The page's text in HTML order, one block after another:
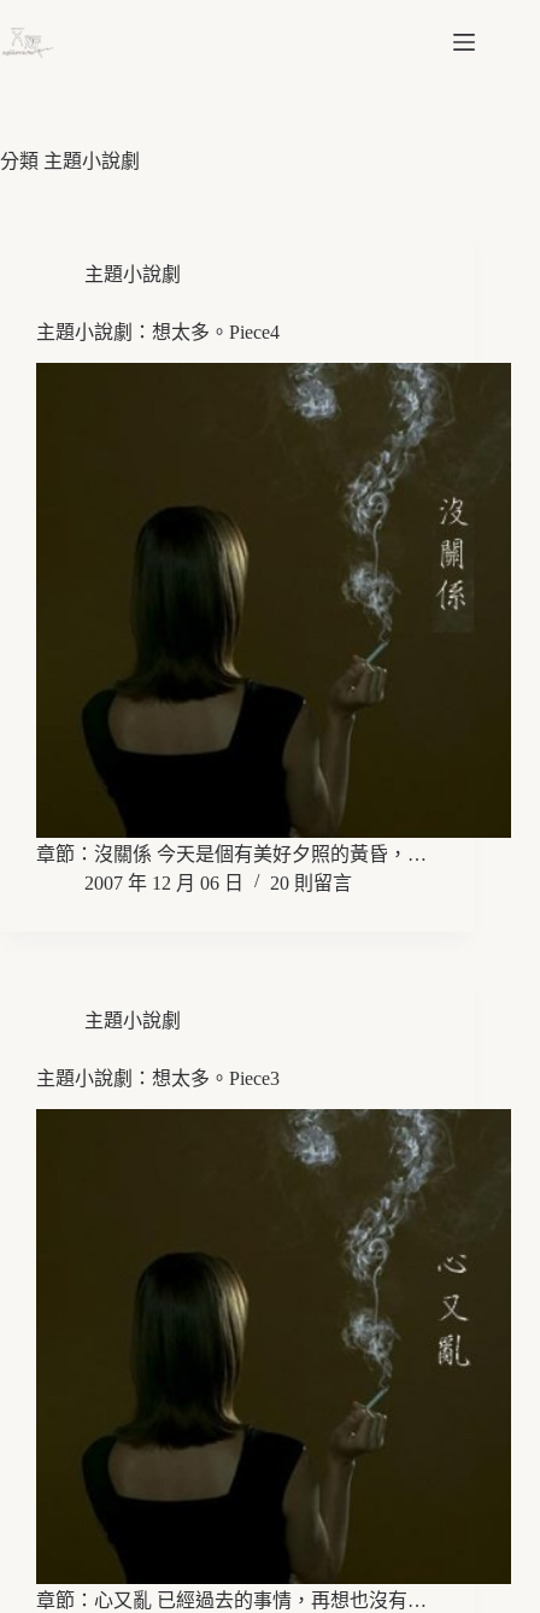
至
容
分類 主題小說劇
主題小說劇
主題小說劇：想太多。Piece4
章節：沒關係 今天是個有美好夕照的黃昏，…
2007 年 12 月 06 日
20 則留言
主題小說劇
主題小說劇：想太多。Piece3
章節：心又亂 已經過去的事情，再想也沒有…